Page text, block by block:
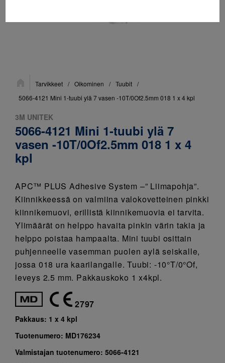
Sijainti:Tarvikkeet / Oikominen / Tuubit /
5066-4121 Mini 1-tuubi ylä 7 vasen -10T/0Of2.5mm 018 1 x 4 kpl
3M UNITEK
5066-4121 Mini 1-tuubi ylä 7
vasen -10T/0Of2.5mm 018 1 x 4
kpl
APC™ PLUS Adhesive System –” Liimapohja”.
Kiinnikkeessä on valmiina valokovetteinen pinkki
kiinnikemuovi, erillistä kiinnikemuovia ei tarvita.
Ylimäärät on helppo havaita pinkin värin takia ja
helppo poistaa hampaalta. Mini tuubi osittain
puhjenneelle vasemman puolen aylä seiskalle,
jossa 018 ura kaarilangalle. Tuubi: -10°T/0°Of,
leveys 2.5 mm. Pakkauskoko 1 x4kpl.
2797
Pakkaus: 1 x 4 kpl
Tuotenumero: MD176234
Valmistajan tuotenumero: 5066-4121